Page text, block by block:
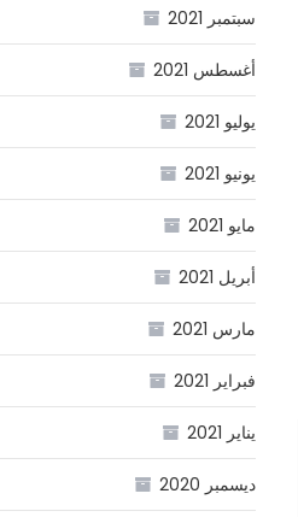
سبتمبر 2021
أغسطس 2021
يوليو 2021
يونيو 2021
مايو 2021
أبريل 2021
مارس 2021
فبراير 2021
يناير 2021
ديسمبر 2020